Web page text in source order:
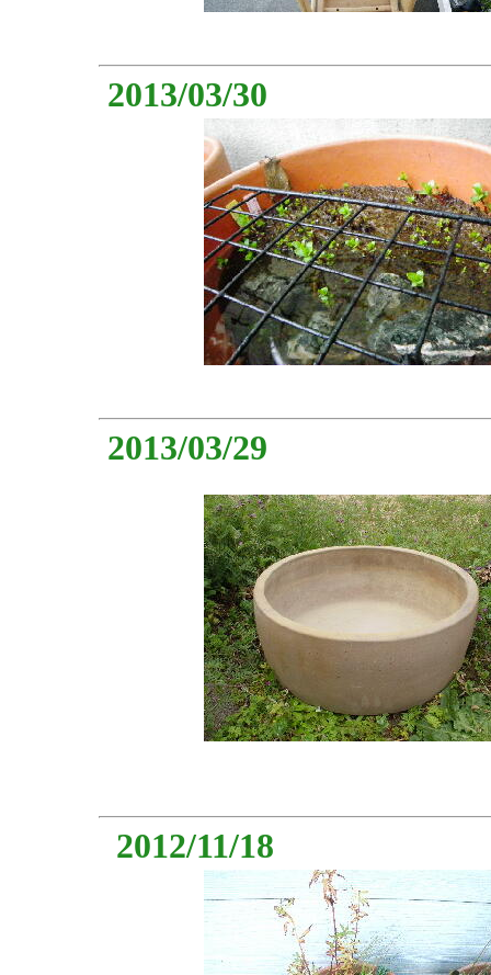
2013/03/30
2013/03/29
2012/11/18